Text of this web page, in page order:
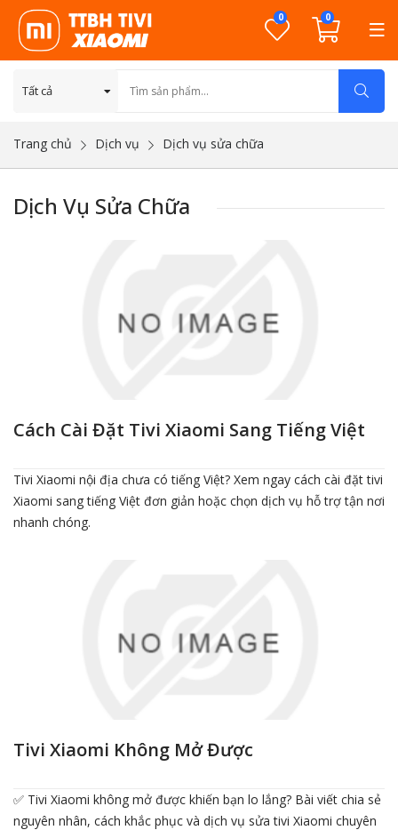
0 0
Trang chủ Dịch vụ Dịch vụ sửa chữa
Dịch Vụ Sửa Chữa
Cách Cài Đặt Tivi Xiaomi Sang Tiếng Việt
Tivi Xiaomi nội địa chưa có tiếng Việt? Xem ngay cách cài đặt tivi
Xiaomi sang tiếng Việt đơn giản hoặc chọn dịch vụ hỗ trợ tận nơi
nhanh chóng.
Tivi Xiaomi Không Mở Được
✅ Tivi Xiaomi không mở được khiến bạn lo lắng? Bài viết chia sẻ
nguyên nhân, cách khắc phục và dịch vụ sửa tivi Xiaomi chuyên